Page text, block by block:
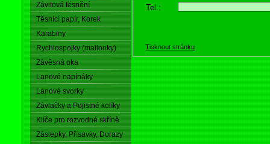
Závitová těsnění
Těsnící papír, Korek
Karabiny
Rychlospojky (mailonky)
Závěsná oka
Lanové napínáky
Lanové svorky
Závlačky a Pojistné kolíky
Klíče pro rozvodné skříně
Záslepky, Přísavky, Dorazy
Tel.:
Tisknout stránku